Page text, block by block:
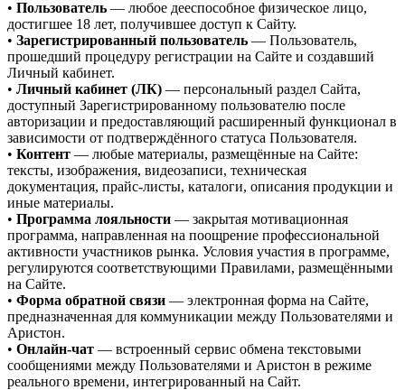
• Пользователь — любое дееспособное физическое лицо,
достигшее 18 лет, получившее доступ к Сайту.
• Зарегистрированный пользователь — Пользователь,
прошедший процедуру регистрации на Сайте и создавший
Личный кабинет.
• Личный кабинет (ЛК) — персональный раздел Сайта,
доступный Зарегистрированному пользователю после
авторизации и предоставляющий расширенный функционал в
зависимости от подтверждённого статуса Пользователя.
• Контент — любые материалы, размещённые на Сайте:
тексты, изображения, видеозаписи, техническая
документация, прайс-листы, каталоги, описания продукции и
иные материалы.
• Программа лояльности — закрытая мотивационная
программа, направленная на поощрение профессиональной
активности участников рынка. Условия участия в программе,
регулируются соответствующими Правилами, размещёнными
на Сайте.
• Форма обратной связи — электронная форма на Сайте,
предназначенная для коммуникации между Пользователями и
Аристон.
• Онлайн-чат — встроенный сервис обмена текстовыми
сообщениями между Пользователями и Аристон в режиме
реального времени, интегрированный на Сайт.